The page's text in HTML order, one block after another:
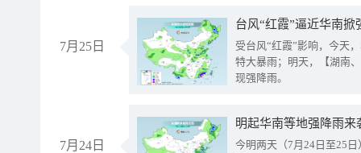
7月25日
台风“红霞”逼近华南
受台风“红霞”影响，今天
特大暴雨；明天，【湖南
现强降雨。
7月24日
明起华南等地强降雨
今明两天（7月24日至25